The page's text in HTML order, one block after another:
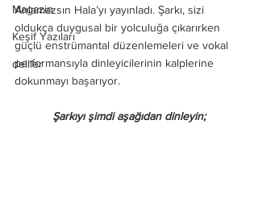
Magazin
Keşif Yazıları
deliler
Anlamazsın Hala’yı yayınladı. Şarkı, sizi
oldukça duygusal bir yolculuğa çıkarırken
güçlü enstrümantal düzenlemeleri ve vokal
performansıyla dinleyicilerinin kalplerine
dokunmayı başarıyor.
Şarkıyı şimdi aşağıdan dinleyin;